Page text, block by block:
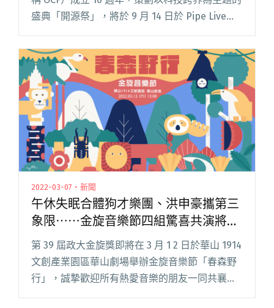
盛典「開源祭」，將於 9 月 14 日於 Pipe Live
Music 及公館水岸廣場華麗登場，邀請多位知名
音樂人及科技閱讀全文 "林強新專輯《時間浸漬
BIOEROSION》啟動募資 將在「開源祭」獻出音
像演出"
2022-03-07・新聞
午休失眠合體狗才樂團、洪申豪攜第三
象限⋯⋯金旋音樂節四組驚喜共演將登
場
第 39 屆政大金旋獎即將在 3 月 1 2 日於華山 1914
文創產業園區華山劇場舉辦金旋音樂節「春森野
行」，誠摯歡迎所有熱愛音樂的朋友一同共襄盛
舉，一起看表演、逛市集，在春日來臨之際，享